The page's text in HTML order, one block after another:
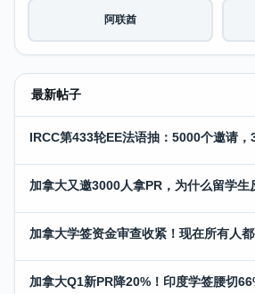
阿联酋
最新帖子
IRCC第433轮EE法语抽：5000个邀请，
加拿大又邀3000人拿PR，为什么留学生
加拿大学签资金审查收紧！现在所有人
加拿大Q1新PR降20%！印度学签腰切